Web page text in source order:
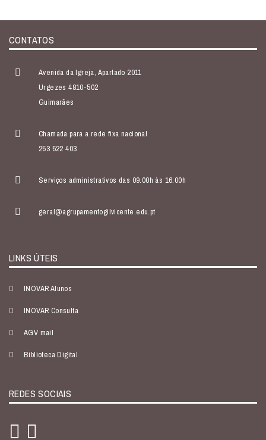
CONTATOS
Avenida da Igreja, Apartado 2011
Urgezes 4810-502
Guimarães
Chamada para a rede fixa nacional
253 522 403
Serviços administrativos das 09.00h às 16.00h
geral@agrupamentogilvicente.edu.pt
LINKS ÚTEIS
INOVAR Alunos
INOVAR Consulta
AGV mail
Biblioteca Digital
REDES SOCIAIS